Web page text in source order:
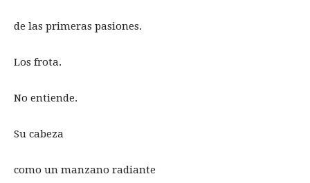
de las primeras pasiones.
Los frota.
No entiende.
Su cabeza
como un manzano radiante